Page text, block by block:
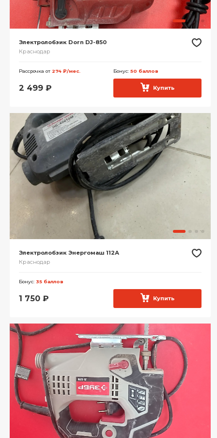
Электролобзик Dorn DJ-850
Краснодар
Рассрочка от 274 ₽/мес. Бонус: 50 баллов
2 499 ₽ Купить
Электролобзик Энергомаш 112А
Краснодар
Бонус: 35 баллов
1 750 ₽ Купить